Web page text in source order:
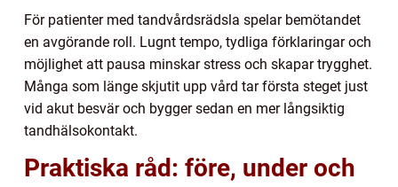
För patienter med tandvårdsrädsla spelar bemötandet
en avgörande roll. Lugnt tempo, tydliga förklaringar och
möjlighet att pausa minskar stress och skapar trygghet.
Många som länge skjutit upp vård tar första steget just
vid akut besvär och bygger sedan en mer långsiktig
tandhälsokontakt.
Praktiska råd: före, under och